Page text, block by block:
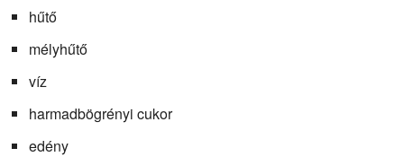
hűtő
mélyhűtő
víz
harmadbögrényi cukor
edény